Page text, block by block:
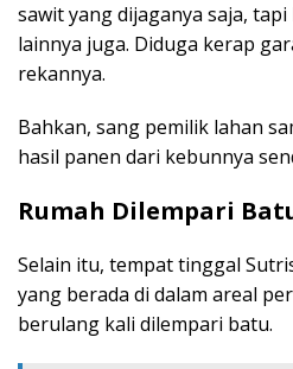
sawit yang dijaganya saja,
lainnya juga. Diduga kerap
rekannya.
Bahkan, sang pemilik lahan
hasil panen dari kebunnya
Rumah Dilempari
Selain itu, tempat tinggal
yang berada di dalam areal
berulang kali dilempari batu.